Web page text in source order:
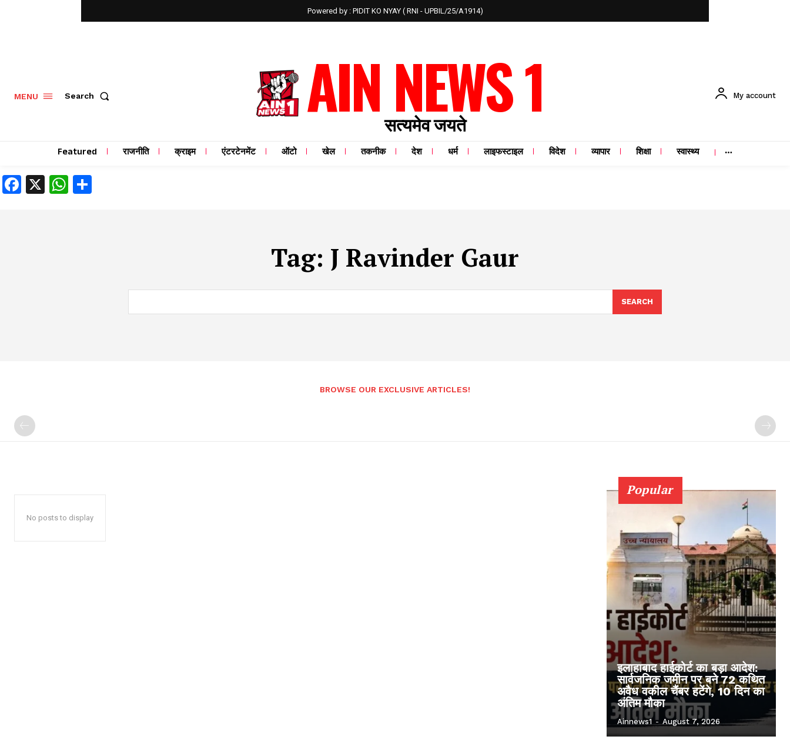
Powered by : PIDIT KO NYAY ( RNI - UPBIL/25/A1914)
MENU Search AIN NEWS 1
सत्यमेव जयते
My account
Featured राजनीति क्राइम एंटरटेनमेंट ऑटो खेल तकनीक देश धर्म लाइफस्टाइल विदेश व्यापार शिक्षा स्वास्थ्य
Facebook
X WhatsApp
Tag: J Ravinder Gaur
SEARCH
BROWSE OUR EXCLUSIVE ARTICLES!
No posts to display
Popular
इलाहाबाद हाईकोर्ट का बड़ा आदेश:
सार्वजनिक जमीन पर बने 72 कथित
अवैध वकील चैंबर हटेंगे, 10 दिन का
अंतिम मौका
Ainnews1 - August 7, 2026